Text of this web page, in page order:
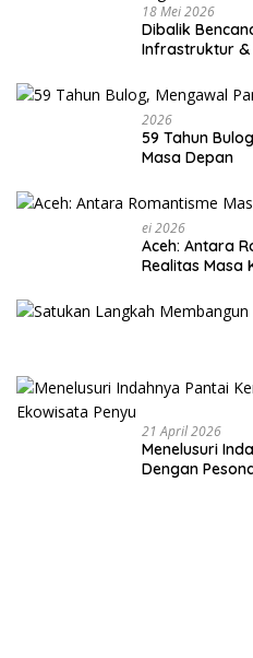
18 Mei 2026
Dibalik
Infrastruktur &
2026
59 Tahun
Masa Depan
Ei 2026
Aceh: Antara
Realitas Masa
21 April 2026
Menelusuri
Dengan